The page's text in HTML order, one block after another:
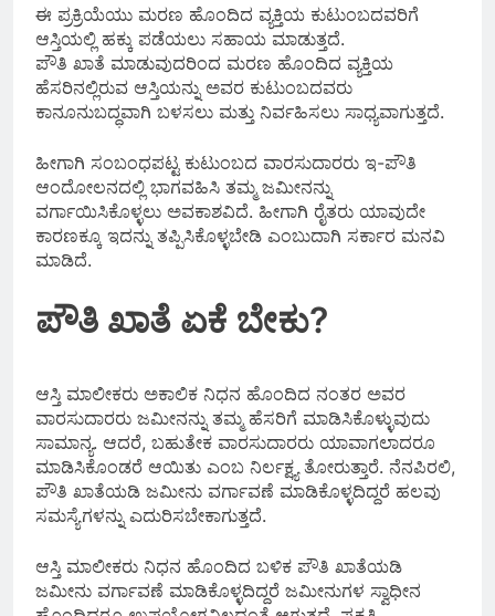
ಈ ಪ್ರಕ್ರಿಯೆಯು ಮರಣ ಹೊಂದಿದ ವ್ಯಕ್ತಿಯ ಕುಟುಂಬದವರಿಗೆ
ಆಸ್ತಿಯಲ್ಲಿ ಹಕ್ಕು ಪಡೆಯಲು ಸಹಾಯ ಮಾಡುತ್ತದೆ.
ಪೌತಿ ಖಾತೆ ಮಾಡುವುದರಿಂದ ಮರಣ ಹೊಂದಿದ ವ್ಯಕ್ತಿಯ
ಹೆಸರಿನಲ್ಲಿರುವ ಆಸ್ತಿಯನ್ನು ಅವರ ಕುಟುಂಬದವರು
ಕಾನೂನುಬದ್ಧವಾಗಿ ಬಳಸಲು ಮತ್ತು ನಿರ್ವಹಿಸಲು ಸಾಧ್ಯವಾಗುತ್ತದೆ.
ಹೀಗಾಗಿ ಸಂಬಂಧಪಟ್ಟ ಕುಟುಂಬದ ವಾರಸುದಾರರು ಇ-ಪೌತಿ
ಆಂದೋಲನದಲ್ಲಿ ಭಾಗವಹಿಸಿ ತಮ್ಮ ಜಮೀನನ್ನು
ವರ್ಗಾಯಿಸಿಕೊಳ್ಳಲು ಅವಕಾಶವಿದೆ. ಹೀಗಾಗಿ ರೈತರು ಯಾವುದೇ
ಕಾರಣಕ್ಕೂ ಇದನ್ನು ತಪ್ಪಿಸಿಕೊಳ್ಳಬೇಡಿ ಎಂಬುದಾಗಿ ಸರ್ಕಾರ ಮನವಿ
ಮಾಡಿದೆ.
ಪೌತಿ ಖಾತೆ ಏಕೆ ಬೇಕು?
ಆಸ್ತಿ ಮಾಲೀಕರು ಅಕಾಲಿಕ ನಿಧನ ಹೊಂದಿದ ನಂತರ ಅವರ
ವಾರಸುದಾರರು ಜಮೀನನ್ನು ತಮ್ಮ ಹೆಸರಿಗೆ ಮಾಡಿಸಿಕೊಳ್ಳುವುದು
ಸಾಮಾನ್ಯ. ಆದರೆ, ಬಹುತೇಕ ವಾರಸುದಾರರು ಯಾವಾಗಲಾದರೂ
ಮಾಡಿಸಿಕೊಂಡರೆ ಆಯಿತು ಎಂಬ ನಿರ್ಲಕ್ಷ್ಯ ತೋರುತ್ತಾರೆ. ನೆನಪಿರಲಿ,
ಪೌತಿ ಖಾತೆಯಡಿ ಜಮೀನು ವರ್ಗಾವಣೆ ಮಾಡಿಕೊಳ್ಳದಿದ್ದರೆ ಹಲವು
ಸಮಸ್ಯೆಗಳನ್ನು ಎದುರಿಸಬೇಕಾಗುತ್ತದೆ.
ಆಸ್ತಿ ಮಾಲೀಕರು ನಿಧನ ಹೊಂದಿದ ಬಳಿಕ ಪೌತಿ ಖಾತೆಯಡಿ
ಜಮೀನು ವರ್ಗಾವಣೆ ಮಾಡಿಕೊಳ್ಳದಿದ್ದರೆ ಜಮೀನುಗಳ ಸ್ವಾಧೀನ